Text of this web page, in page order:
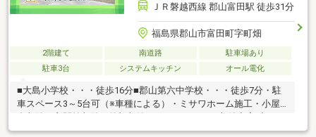
ＪＲ磐越西線 郡山富田駅 徒歩31分
福島県郡山市富田町字町畑
2階建て 南道路
駐車場あり
駐車3台
システムキッチン オール電化
■大島小学校・・・徒歩16分■郡山第六中学校・・・徒歩7分・駐
車スペース3～5台可（※車種による）・ミサワホーム施工・小屋
の住宅購入だからこそ、お家の事・銀行の事、解りやすくサポー